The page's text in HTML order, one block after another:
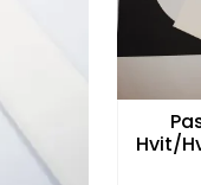
Hvit/